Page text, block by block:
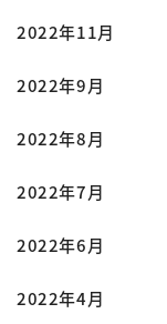
2022年11月
2022年9月
2022年8月
2022年7月
2022年6月
2022年4月